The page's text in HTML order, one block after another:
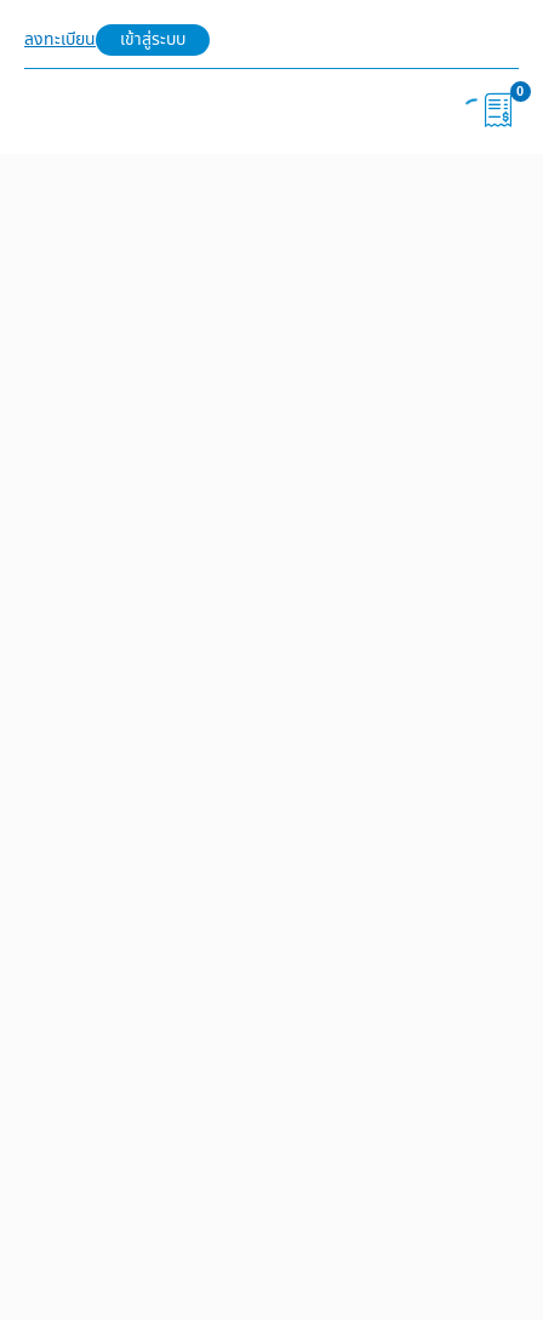
ลงทะเบียน เข้าสู่ระบบ
0